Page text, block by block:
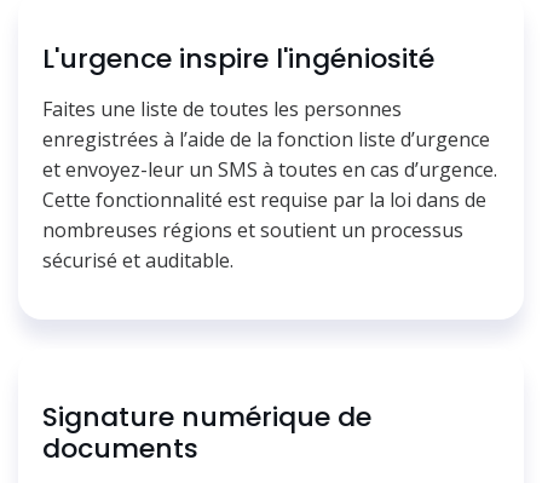
L'urgence inspire l'ingéniosité
Faites une liste de toutes les personnes
enregistrées à l’aide de la fonction liste d’urgence
et envoyez-leur un SMS à toutes en cas d’urgence.
Cette fonctionnalité est requise par la loi dans de
nombreuses régions et soutient un processus
sécurisé et auditable.
Signature numérique de
documents